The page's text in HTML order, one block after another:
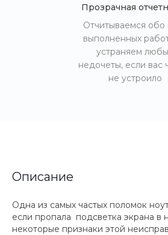
Прозрачная
Отчитываемся обо
выполненных
устраняем
недочеты, если вас
не устроило
Описание
Одна из самых частых поломок
если пропала подсветка экрана в
некоторые признаки этой